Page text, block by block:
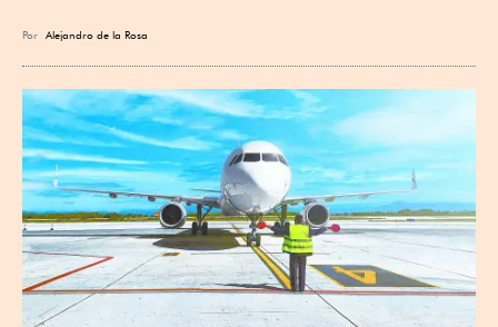
Por Alejandro de la Rosa